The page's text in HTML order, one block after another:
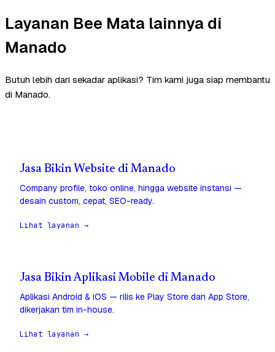
Layanan Bee Mata lainnya di
Manado
Butuh lebih dari sekadar aplikasi? Tim kami juga siap membantu
di Manado.
Jasa Bikin Website di Manado
Company profile, toko online, hingga website instansi —
desain custom, cepat, SEO-ready.
Lihat layanan →
Jasa Bikin Aplikasi Mobile di Manado
Aplikasi Android & iOS — rilis ke Play Store dan App Store,
dikerjakan tim in-house.
Lihat layanan →